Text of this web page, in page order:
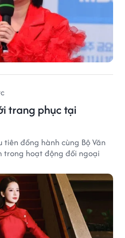
trang phục tại
tiên đồng hành cùng Bộ Văn
trong hoạt động đối ngoại